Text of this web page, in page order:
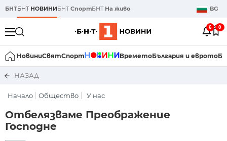
БНТБНТ НОВИНИБНТСпортБНТ На живо BG
6 0
НовиниСвятСпорт ВреметоБългария и еврото
НАЗАД
Начало Общество У нас
Отбелязваме Преображение
Господне